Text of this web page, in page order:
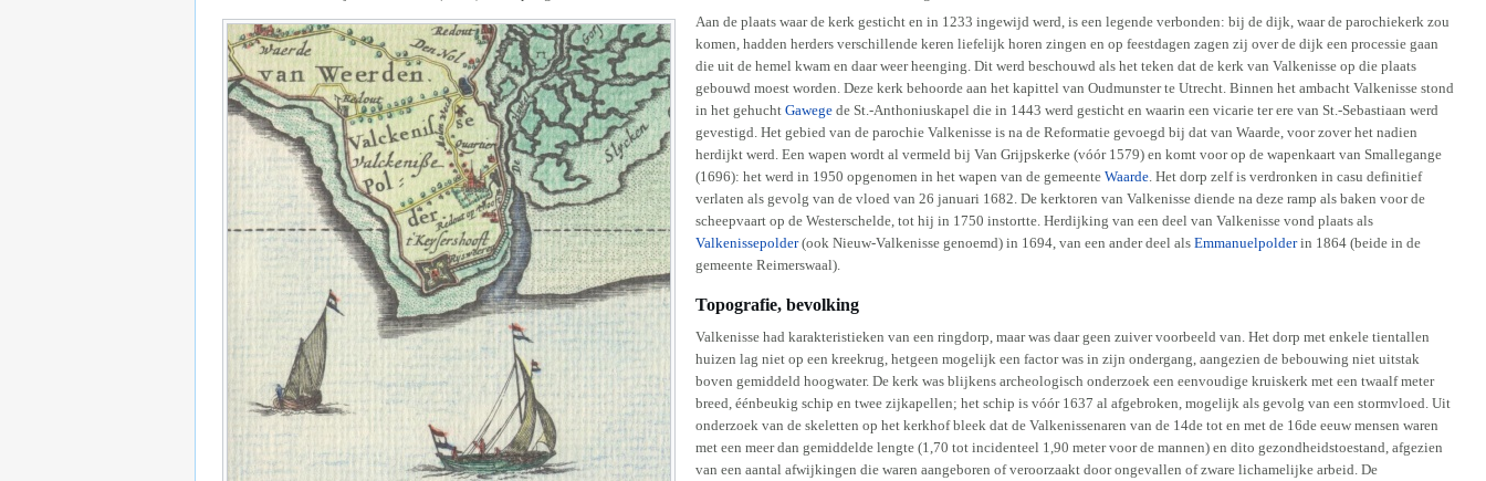
Aan de plaats waar de kerk gesticht en in 1233 ingewijd werd, is een legende verbonden: bij de dijk, waar de parochiekerk zou
komen, hadden herders verschillende keren liefelijk horen zingen en op feestdagen zagen zij over de dijk een processie gaan
die uit de hemel kwam en daar weer heenging. Dit werd beschouwd als het teken dat de kerk van Valkenisse op die plaats
gebouwd moest worden. Deze kerk behoorde aan het kapittel van Oudmunster te Utrecht. Binnen het ambacht Valkenisse stond
in het gehuchtGawege de St.-Anthoniuskapel die in 1443 werd gesticht en waarin een vicarie ter ere van St.-Sebastiaan werd
gevestigd. Het gebied van de parochie Valkenisse is na de Reformatie gevoegd bij dat van Waarde, voor zover het nadien
herdijkt werd. Een wapen wordt al vermeld bij Van Grijpskerke (vóór 1579) en komt voor op de wapenkaart van Smallegange
(1696): het werd in 1950 opgenomen in het wapen van de gemeenteWaarde. Het dorp zelf is verdronken in casu definitief
verlaten als gevolg van de vloed van 26 januari 1682. De kerktoren van Valkenisse diende na deze ramp als baken voor de
scheepvaart op de Westerschelde, tot hij in 1750 instortte. Herdijking van een deel van Valkenisse vond plaats als
Valkenissepolder(ook Nieuw-Valkenisse genoemd) in 1694, van een ander deel alsEmmanuelpolderin 1864 (beide in de
gemeente Reimerswaal).
Topografie, bevolking
Valkenisse had karakteristieken van een ringdorp, maar was daar geen zuiver voorbeeld van. Het dorp met enkele tientallen
huizen lag niet op een kreekrug, hetgeen mogelijk een factor was in zijn ondergang, aangezien de bebouwing niet uitstak
boven gemiddeld hoogwater. De kerk was blijkens archeologisch onderzoek een eenvoudige kruiskerk met een twaalf meter
breed, éénbeukig schip en twee zijkapellen; het schip is vóór 1637 al afgebroken, mogelijk als gevolg van een stormvloed. Uit
onderzoek van de skeletten op het kerkhof bleek dat de Valkenissenaren van de 14de tot en met de 16de eeuw mensen waren
met een meer dan gemiddelde lengte (1,70 tot incidenteel 1,90 meter voor de mannen) en dito gezondheidstoestand, afgezien
van een aantal afwijkingen die waren aangeboren of veroorzaakt door ongevallen of zware lichamelijke arbeid. De